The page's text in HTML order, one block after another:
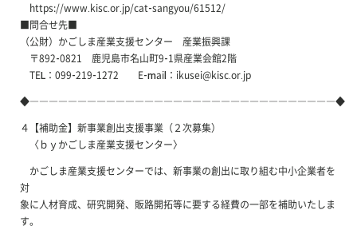
https://www.kisc.or.jp/cat-sangyou/61512/
■問合せ先■
（公財）かごしま産業支援センター 産業振興課
〒892-0821 鹿児島市名山町9-1県産業会館2階
TEL：099-219-1272 E-mail：ikusei@kisc.or.jp
◆――――――――――――――――――――――――――――――――◆
４【補助金】新事業創出支援事業（２次募集）
〈ｂｙかごしま産業支援センター〉
かごしま産業支援センターでは、新事業の創出に取り組む中小企業者を
対
象に人材育成、研究開発、販路開拓等に要する経費の一部を補助いたしま
す。